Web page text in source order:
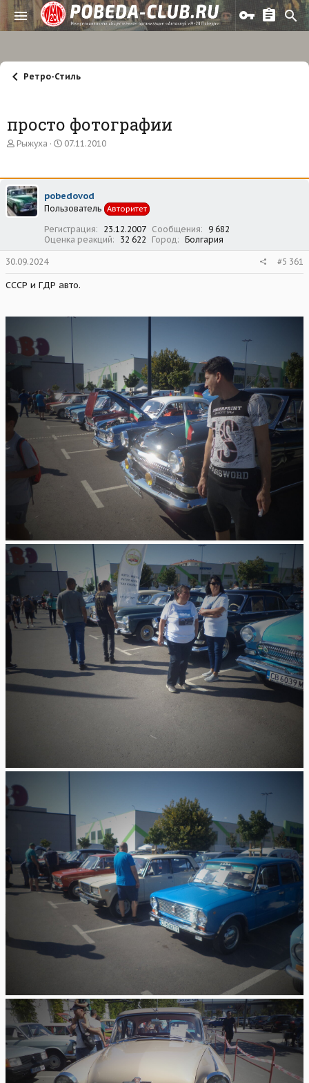
Ретро-Стиль
просто фотографии
А
о
р
т
е
Рыжуха
Д
а
а
ч
л
а
07.11.2010
pobedovod
Пользователь Авторитет
Регистрация 23.12.2007 Сообщения
9 682
Оценка реакций
32 622 Город Болгария
30.09.2024 #5 361
СССР и ГДР авто.